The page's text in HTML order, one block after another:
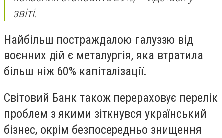
звіті.
Найбільш постраждалою галуззю від
воєнних дій є металургія, яка втратила
більш ніж 60% капіталізації.
Світовий Банк також перераховує перелік
проблем з якими зіткнувся український
бізнес, окрім безпосередньо знищення